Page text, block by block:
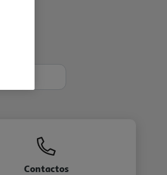
Contactos